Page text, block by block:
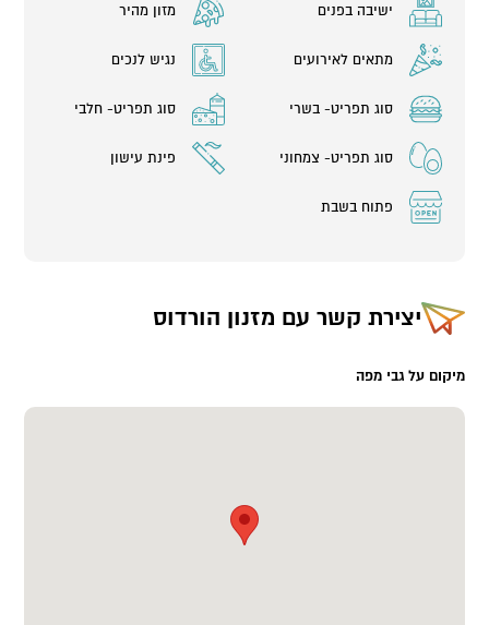
ישיבה בפנים מזון מהיר
מתאים לאירועים נגיש לנכים
סוג תפריט- בשרי סוג תפריט- חלבי
סוג תפריט- צמחוני פינת עישון
פתוח בשבת
יצירת קשר עם מזנון הורדוס
מיקום על גבי מפה